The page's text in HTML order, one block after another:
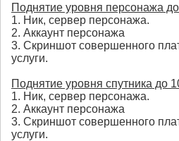
Поднятие уровня персонажа
1. Ник, сервер персонажа.
2. Аккаунт персонажа
3. Скриншот совершенного
услуги.
Поднятие уровня спутника до
1. Ник, сервер персонажа.
2. Аккаунт персонажа
3. Скриншот совершенного
услуги.